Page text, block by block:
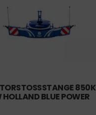
BLUE POWER